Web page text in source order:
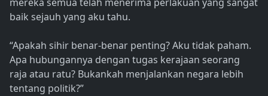
baik sejauh yang aku tahu.
“Apakah sihir benar-benar penting? Aku tidak paham.
Apa hubungannya dengan tugas kerajaan seorang
raja atau ratu? Bukankah menjalankan negara lebih
tentang politik?”